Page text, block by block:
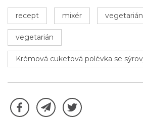
recept mixér
vegetarián
Krémová cuketová polévka se